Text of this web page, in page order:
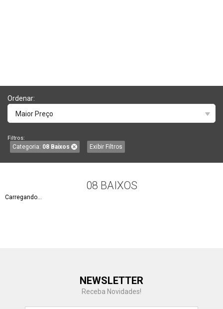
Ordenar:
Maior Preço
Filtros:
Categoria: 08 Baixos Exibir Filtros
08 BAIXOS
Carregando...
NEWSLETTER
Receba Novidades!